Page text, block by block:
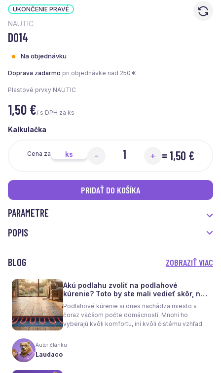
UKONČENIE PRAVÉ
NAUTIC
D014
Na objednávku
Doprava zadarmo pri objednávke nad 250 €
Plastové prvky NAUTIC
1,50 €/ s DPH za ks
Kalkulačka
Cena za ks - + = 1,50 €
PRIDAŤ DO KOŠÍKA
PARAMETRE
POPIS
BLOG ZOBRAZIŤ VIAC
Akú podlahu zvoliť na podlahové
kúrenie? Toto by ste mali vedieť skôr, než
sa rozhodnete
Podlahové kúrenie si dnes nachádza miesto v
čoraz väčšom počte domácností. Mnohí ho
vyberajú kvôli komfortu, iní kvôli čistému vzhľadu
Autor článku
Laudaco